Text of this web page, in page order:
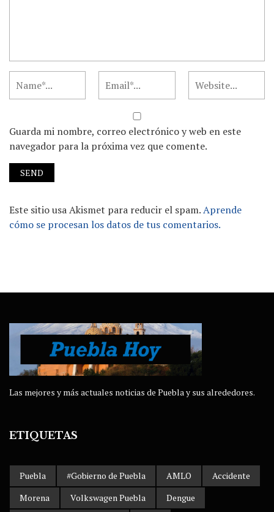
Guarda mi nombre, correo electrónico y web en este
navegador para la próxima vez que comente.
Este sitio usa Akismet para reducir el spam.Aprende
cómo se procesan los datos de tus comentarios.
Las mejores y más actuales noticias de Puebla y sus alrededores.
ETIQUETAS
Puebla #Gobierno de Puebla AMLO
Accidente
Morena
Volkswagen Puebla Dengue